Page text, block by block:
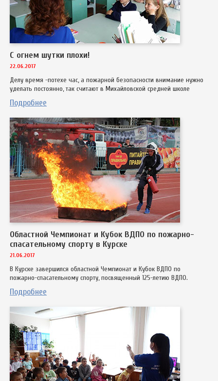
С огнем шутки плохи!
22.06.2017
Делу время -потехе час, а пожарной безопасности внимание нужно
уделать постоянно, так считают в Михайловской средней школе
Подробнее
Областной Чемпионат и Кубок ВДПО по пожарно-
спасательному спорту в Курске
21.06.2017
В Курске завершился областной Чемпионат и Кубок ВДПО по
пожарно-спасательному спорту, посвященный 125-летию ВДПО.
Подробнее